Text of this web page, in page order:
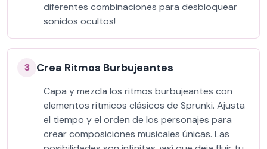
diferentes combinaciones para desbloquear
sonidos ocultos!
3 Crea Ritmos Burbujeantes
Capa y mezcla los ritmos burbujeantes con
elementos rítmicos clásicos de Sprunki. Ajusta
el tiempo y el orden de los personajes para
crear composiciones musicales únicas. Las